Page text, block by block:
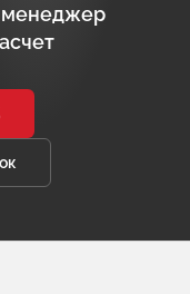
менеджер